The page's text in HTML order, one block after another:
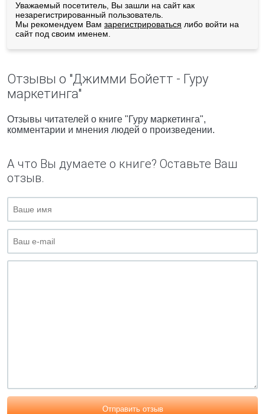
Уважаемый посетитель, Вы зашли на сайт как
незарегистрированный пользователь.
Мы рекомендуем Вам зарегистрироваться либо войти на
сайт под своим именем.
Отзывы о "Джимми Бойетт - Гуру
маркетинга"
Отзывы читателей о книге "Гуру маркетинга",
комментарии и мнения людей о произведении.
А что Вы думаете о книге? Оставьте Ваш
отзыв.
Отправить отзыв